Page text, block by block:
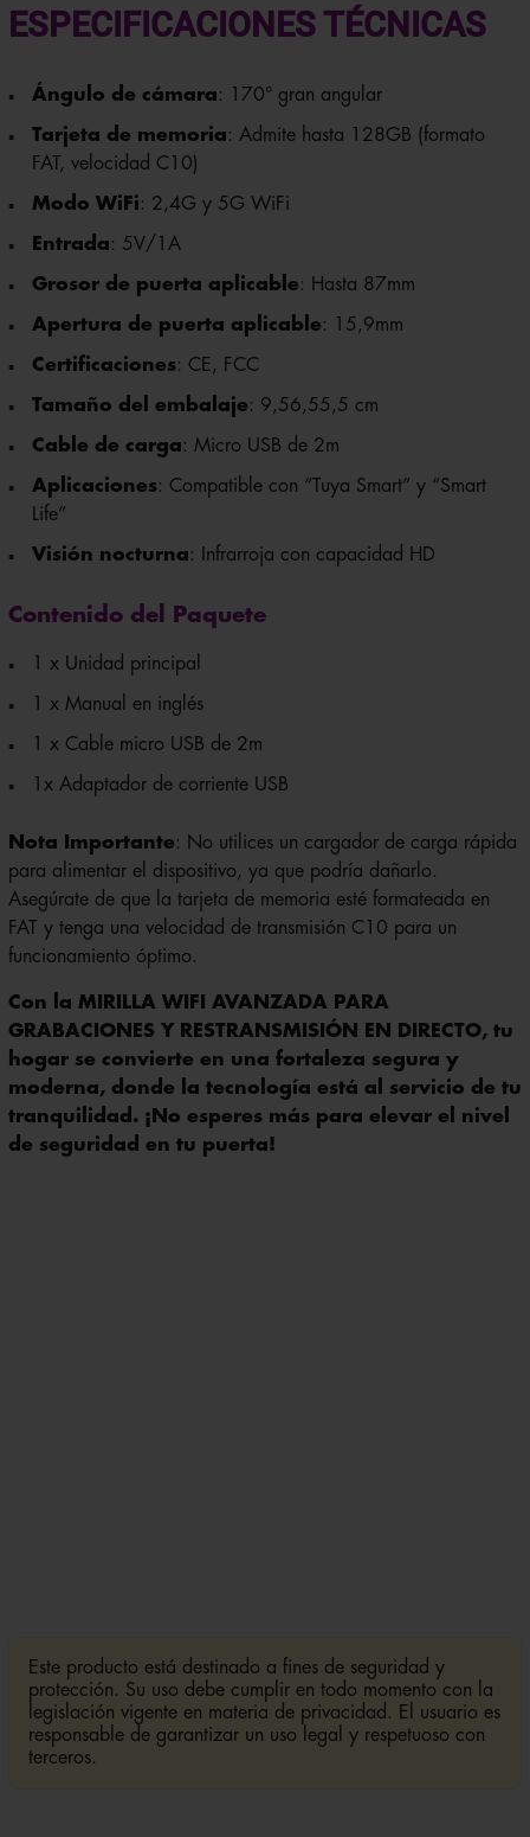
ESPECIFICACIONES TÉCNICAS
Ángulo de cámara: 170° gran angular
Tarjeta de memoria: Admite hasta 128GB (formato
FAT, velocidad C10)
Modo WiFi: 2,4G y 5G WiFi
Entrada: 5V/1A
Grosor de puerta aplicable: Hasta 87mm
Apertura de puerta aplicable: 15,9mm
Certificaciones: CE, FCC
Tamaño del embalaje: 9,56,55,5 cm
Cable de carga: Micro USB de 2m
Aplicaciones: Compatible con “Tuya Smart” y “Smart
Life”
Visión nocturna: Infrarroja con capacidad HD
Contenido del Paquete
1 x Unidad principal
1 x Manual en inglés
1 x Cable micro USB de 2m
1x Adaptador de corriente USB
Nota Importante: No utilices un cargador de carga rápida
para alimentar el dispositivo, ya que podría dañarlo.
Asegúrate de que la tarjeta de memoria esté formateada en
FAT y tenga una velocidad de transmisión C10 para un
funcionamiento óptimo.
Con la MIRILLA WIFI AVANZADA PARA
GRABACIONES Y RESTRANSMISIÓN EN DIRECTO, tu
hogar se convierte en una fortaleza segura y
moderna, donde la tecnología está al servicio de tu
tranquilidad. ¡No esperes más para elevar el nivel
de seguridad en tu puerta!
Este producto está destinado a fines de seguridad y
protección. Su uso debe cumplir en todo momento con la
legislación vigente en materia de privacidad. El usuario es
responsable de garantizar un uso legal y respetuoso con
terceros.